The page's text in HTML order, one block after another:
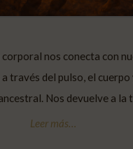
corporal nos conecta con
través del pulso, el cuerpo
Nos devuelve a la